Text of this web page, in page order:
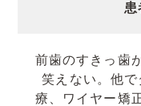
患
前歯のすきっ歯
笑えない。他
療、ワイヤー矯